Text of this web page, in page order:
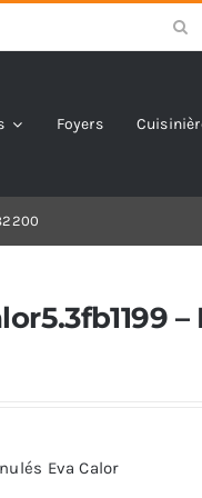
for:
Foyers
–
Eva Calor